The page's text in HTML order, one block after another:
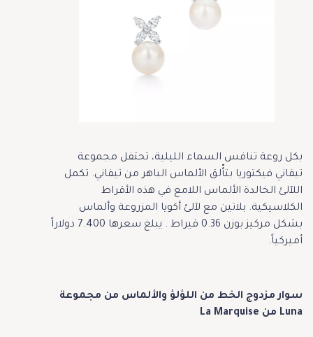
بكل روعة تنافس السماء الليلية، تحتفل مجموعة
تيفاني فيكتوريا بتأّلق الألماس الباهر من تيفاني. تكمل
اللآلئ الخالدة الألماس اللامع في هذه الأقراط
الكلاسيكية. بلاتين مع لآلئ أكويا المزروعة وألماس
بشكل مركيز بوزن 0.36 قيراط . يبلغ سعرها 7.400 دولاراً
أميركياً.
سوار مزدوج الخط من اللؤلؤ والألماس من مجموعة
Luna من La Marquise